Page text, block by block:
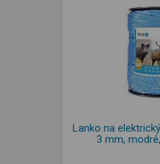
Lanko na
3 mm,